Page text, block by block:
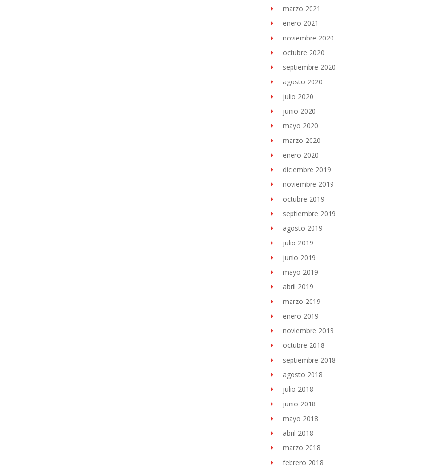
marzo 2021
enero 2021
noviembre 2020
octubre 2020
septiembre 2020
agosto 2020
julio 2020
junio 2020
mayo 2020
marzo 2020
enero 2020
diciembre 2019
noviembre 2019
octubre 2019
septiembre 2019
agosto 2019
julio 2019
junio 2019
mayo 2019
abril 2019
marzo 2019
enero 2019
noviembre 2018
octubre 2018
septiembre 2018
agosto 2018
julio 2018
junio 2018
mayo 2018
abril 2018
marzo 2018
febrero 2018